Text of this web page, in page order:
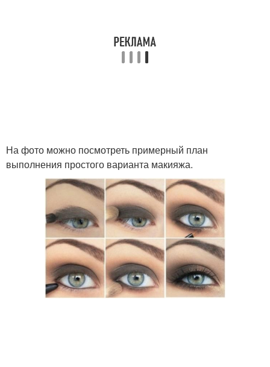
На фото можно посмотреть примерный план
выполнения простого варианта макияжа.